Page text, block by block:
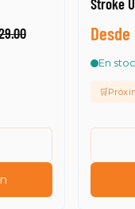
Desde
En